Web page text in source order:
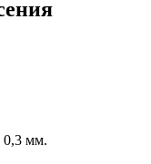
0,3 мм.